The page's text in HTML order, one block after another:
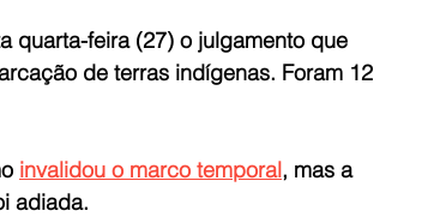
quarta-feira (27) o julgamento que
de terras indígenas. Foram 12
invalidou o marco temporal, mas a
adiada.